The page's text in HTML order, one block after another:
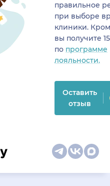
правильное
при выборе
клиники.
вы получите
по программе
лояльности.
Оставить
отзыв